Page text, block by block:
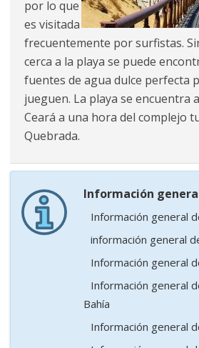
por lo que
es visitada
frecuentemente por surfistas.
cerca a la playa se puede
fuentes de agua dulce perfecta
jueguen. La playa se encuentra
Ceará a una hora del complejo
Quebrada.
Información
Información general
información general
Información general
Información general
Bahía
Información general